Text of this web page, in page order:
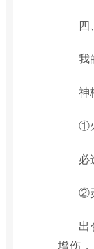
四
我
神
①
必
②
出
增伤